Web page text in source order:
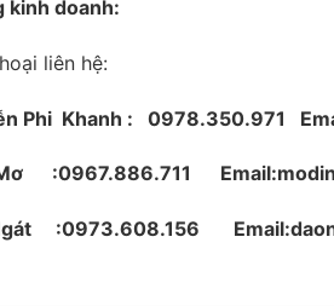
kinh doanh:
liên hệ:
Phi Khanh : 0978.350.971
:0967.886.711
:0973.608.156